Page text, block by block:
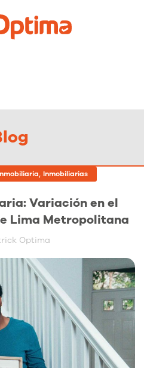
, Inmobiliarias
Variación en el
Lima Metropolitana
Optima